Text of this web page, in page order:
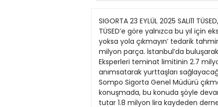
Cumhuriyet Ankara
Cumhuriyet Büyük
Taaruz
Cumhuriyet
Cumartesi
Cumhuriyet Çevre
2013
2012
2011
2010
2009
SIGORTA 23 EYLÜL 2025 SALI11 TÜSED, yedek parça tedariğindeki sorunların sigortalıya etkisine dikkat çekti Eskperden güven uyarısı TÜSED’e göre yalnızca bu yıl için eksperlerce yönetilen ‘Brokerlar gelişimle ‘Trafikle ilgili sigorta hasar dosyalarıyla ilgili ilgili paydaşlarımız’ yoksa yola çıkmayın’ tedarik tahmini 60 milyar TL SOMPO Sigorta’nın, brokerlarıyla GÜVENCE Hesabı Genel Müdürü değerinde 14.5 milyon parça. İstanbul’da buluşarak kurumsal Özgür Öntürk, bedeni zarar için sigortalardaki büyüme hedefleri, prim ürkiye Sigorta Eksperleri teminat limitinin 2.7 milyon liraya üretimi planları ve işbirliklerinin sektöre Derneği (TÜSED) Yönetim kadar çıktığını anımsatarak yurttaşları sağlayacağı katma değeri paylaştığı TKurulu, sigorta sektöründe trafik sigortalarını yaptırmadan yola açıklandı. Sompo Sigorta Genel Müdürü çıkmamaları konusunda uyardı. Öntürk, kritik öneme sahip olan yedek Fahri Uğur, etkinlikte yaptığı konuşmada, bu konuda şöyle devam etti: parça tedarik süreçlerine ilişkin özellikle şuna dikkat çekti: “Brokerlarımız “Geçen sene bu tutar 1.8 milyon lira kaydeden dernek, bu kazanımın temin edilen parçaların önemli uyarılarda bulundu. bizim için birer iş ortağı olmanın ötesinde, civarındaydı. Her sene Yalnızca bu yıl için eksperlerce hem sigortacı hem poliçe prim bekleme sürelerinin 20 günü sektörün gelişimine birlikte yön verdiğimiz artan ve güncellenen yönetilen hasar dosyalarında 60 hesaplamalarına yansıması ile aşması gibi örnekler, sürecin paydaşlarımızdır.” Uğur ayrıca, sadece limitlerden bahsediyoruz. milyar TL değerinde 14.5 milyon sigortalı açısından vazgeçilmez sürdürülebilirliğini tehdit eden bugünün ihtiyaçlarını karşılamakla Vatandaşlarımız bir adet yedek parçanın tedarik olduğunun altı çizdi. Bu noktada başlıca unsurlar arasında.” yetinmediklerini, geleceğin sigorta kaza neticesinde ömür edileceğinin öngörüldüğünü TÜSED, güncel duruma ilişkin Kısa vadeli çözüm için parça ekosistemini de şekillendirecek uzun vadeli boyu karşılaşacakları, işbirlikleri kurmayı hedeflediklerini belirtti. kataloglarının güncel tutulması, anımsatan TÜSED, bu rakamların şunları öne çııkardı: yüzleşecekleri hukuki fiyat ve stok bilgilerinin gerçek sistemin ekonomik katkısını ve ekonomik sonuçlarla Reform gerekiyor Özgür Öntürk zamanlı olarak aktarılması, karşı karşıya kalabilirler. ve sektörün maliyetlerini ‘İşyeri kültürümüz “Ancak bugün, tedarikte yaşanan Bu yüzden bu kadar büyük bir riskin lojistik sürecinin denetim dengelemede ne kadar kritik bir karşısında cüzi primlerle bu riski trafik gecikmeler ve aksaklıklar sadece altında tutulması gibi önerilerde rol